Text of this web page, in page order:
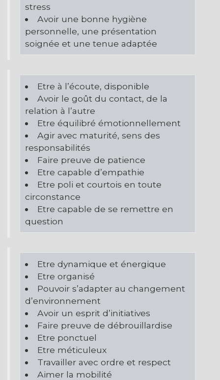
stress
Avoir une bonne hygiène
personnelle, une présentation
soignée et une tenue adaptée
Etre à l’écoute, disponible
Avoir le goût du contact, de la
relation à l’autre
Etre équilibré émotionnellement
Agir avec maturité, sens des
responsabilités
Faire preuve de patience
Etre capable d’empathie
Etre poli et courtois en toute
circonstance
Etre capable de se remettre en
question
Etre dynamique et énergique
Etre organisé
Pouvoir s’adapter au changement
d’environnement
Avoir un esprit d’initiatives
Faire preuve de débrouillardise
Etre ponctuel
Etre méticuleux
Travailler avec ordre et respect
Aimer la mobilité